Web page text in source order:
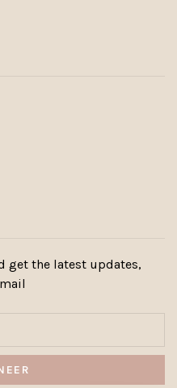
get the latest updates,